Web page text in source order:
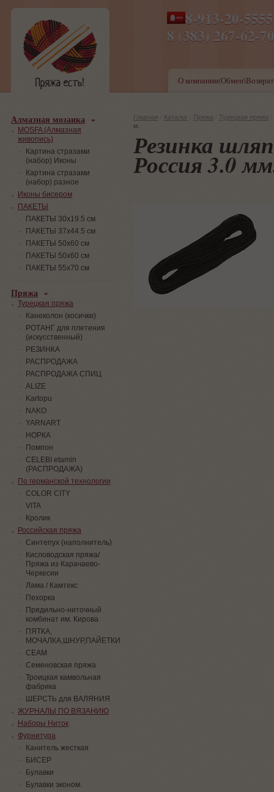
8-913-20-
8 (383) 267-
ПН-ПТ 8-17,СБ-ВС 9-
О
Главная Каталог Пряжа Турецкая пряжа
м.
Резинка
Россия 3.0
Алмазная мозаика
MOSFA (Алмазная
живопись)
Картина стразами
(набор) Иконы
Картина стразами
(набор) разное
Иконы бисером
ПАКЕТЫ
ПАКЕТЫ 30х19.5 см
ПАКЕТЫ 37х44.5 см
ПАКЕТЫ 50х60 см
ПАКЕТЫ 50х60 см
ПАКЕТЫ 55х70 см
Пряжа
Турецкая пряжа
Канеколон (косички)
РОТАНГ для плетения
(искусственный)
PЕЗИНКА
РАСПРОДАЖА
РАСПРОДАЖА СПИЦ
ALIZE
Kartopu
NAKO
YARNART
НОРКА
Помпон
СELEBI etamin
(РАСПРОДАЖА)
По германской технологии
COLOR CITY
VITA
Кролик
Российская пряжа
Синтепух (наполнитель)
Кисловодская пряжа/
Пряжа из Карачаево-
Черкесии
Лама / Камтекс
Пехорка
Прядильно-ниточный
комбинат им. Кирова
ПЯТКА,
МОЧАЛКА,ШНУР,ПАЙЕТКИ
СЕАМ
Семеновская пряжа
Троицкая камвольная
фабрика
ШЕРСТЬ для ВАЛЯНИЯ
ЖУРНАЛЫ ПО ВЯЗАНИЮ
Наборы Ниток
Фурнитура
Канитель жесткая
БИСЕР
Булавки
Булавки эконом.